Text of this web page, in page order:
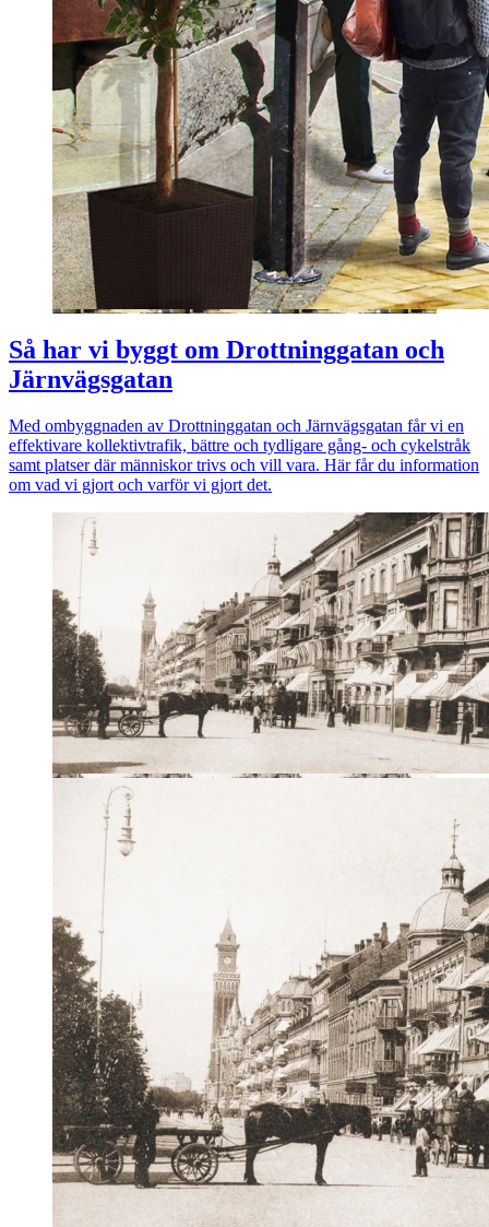
Så har vi byggt om Drottninggatan och
Järnvägsgatan
Med ombyggnaden av Drottninggatan och Järnvägsgatan får vi en
effektivare kollektivtrafik, bättre och tydligare gång- och cykelstråk
samt platser där människor trivs och vill vara. Här får du information
om vad vi gjort och varför vi gjort det.